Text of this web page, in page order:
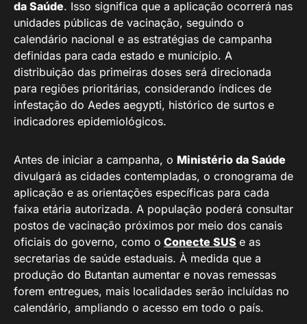
da Saúde. Isso significa que a aplicação ocorrerá nas
unidades públicas de vacinação, seguindo o
calendário nacional e as estratégias de campanha
definidas para cada estado e município. A
distribuição das primeiras doses será direcionada
para regiões prioritárias, considerando índices de
infestação do Aedes aegypti, histórico de surtos e
indicadores epidemiológicos.
Antes de iniciar a campanha, o Ministério da Saúde
divulgará as cidades contempladas, o cronograma de
aplicação e as orientações específicas para cada
faixa etária autorizada. A população poderá consultar
postos de vacinação próximos por meio dos canais
oficiais do governo, como o Conecte SUS e as
secretarias de saúde estaduais. À medida que a
produção do Butantan aumentar e novas remessas
forem entregues, mais localidades serão incluídas no
calendário, ampliando o acesso em todo o país.